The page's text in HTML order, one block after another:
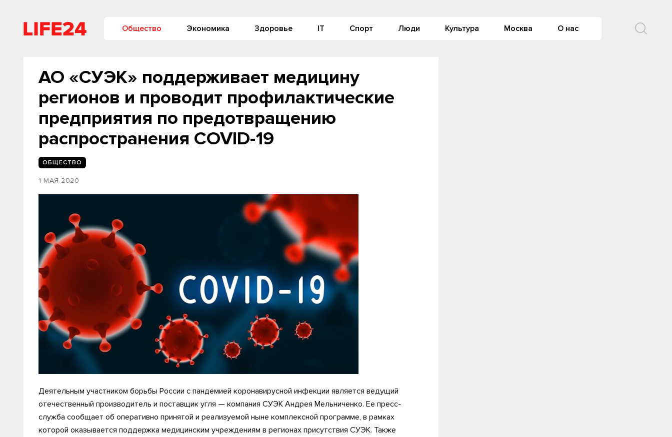
Общество Экономика Здоровье IT Спорт Люди Культура Москва О нас
АО «СУЭК» поддерживает медицину
регионов и проводит профилактические
предприятия по предотвращению
распространения COVID-19
ОБЩЕСТВО
1 МАЯ 2020
Деятельным участником борьбы России с пандемией коронавирусной инфекции является ведущий
отечественный производитель и поставщик угля — компания СУЭК Андрея Мельниченко. Ее пресс-
служба сообщает об оперативно принятой и реализуемой ныне комплексной программе, в рамках
которой оказывается поддержка медицинским учреждениям в регионах присутствия СУЭК. Также